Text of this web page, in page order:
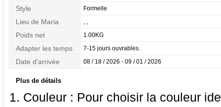
Style Formelle
Lieu de Maria , ,
Poids net 1.00KG
Adapter les temps 7-15 jours ouvrables.
Date d'arrivée 08 / 18 / 2026 - 09 / 01 / 2026
Plus de détails
Couleur : Pour choisir la couleur